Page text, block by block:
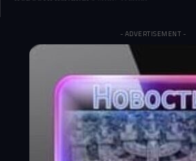
- ADVERTISEMENT -